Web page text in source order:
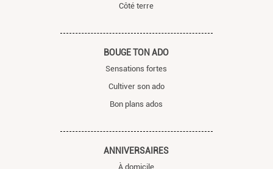
Côté terre
BOUGE TON ADO
Sensations fortes
Cultiver son ado
Bon plans ados
ANNIVERSAIRES
À domicile